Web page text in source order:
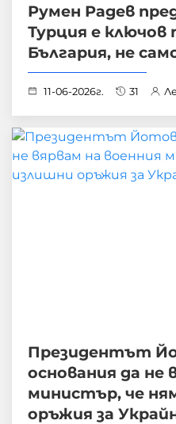
Румен Радев
Турция е ключов
България, не
11-06-2026г. 31
Президентът
основания да не
министър, че
оръжия за